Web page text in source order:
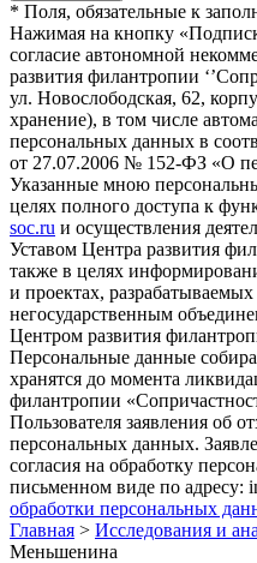
* Поля, обязательные к
Нажимая на кнопку
согласие автономной
развития филантропии
ул. Новослободская, 62,
хранение), в том числе
персональных данных в
от 27.07.2006 № 152-ФЗ «О
Указанные мною
целях полного доступа к
soc.ru и осуществления
Уставом Центра развития
также в целях
и проектах,
негосударственным
Центром развития
Персональные данные
хранятся до момента
филантропии
Пользователя заявления об
персональных данных.
согласия на обработку
письменном виде по адресу:
обработки персональных
Главная > Исследования и
Меньшенина